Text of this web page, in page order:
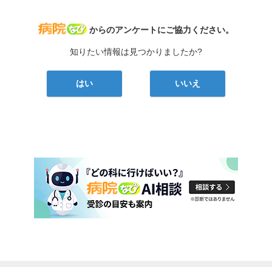
病院なび
からのアンケートにご協力ください。
知りたい情報は見つかりましたか?
はい いいえ